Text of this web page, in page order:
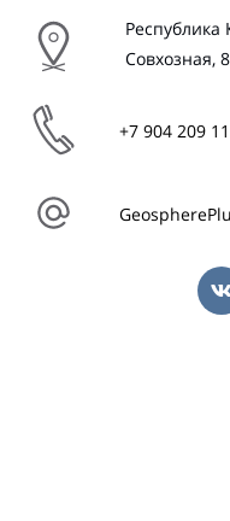
Республика
Совхозная,
+7 904 209